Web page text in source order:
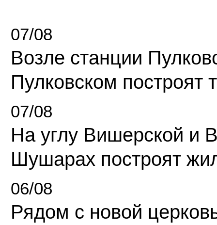
07/08
Возле станции
Пулковском построят
07/08
На углу Вишерской и
Шушарах построят
06/08
Рядом с новой